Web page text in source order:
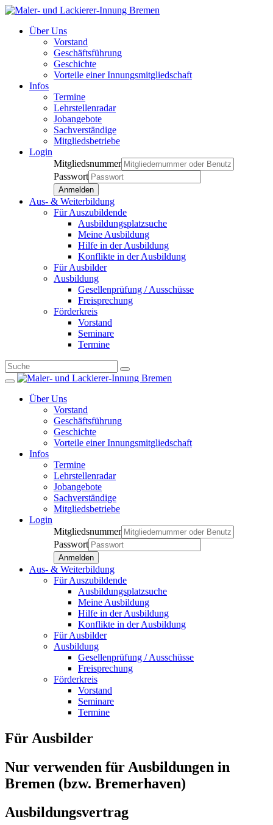
Über Uns
Vorstand
Geschäftsführung
Geschichte
Vorteile einer Innungsmitgliedschaft
Infos
Termine
Lehrstellenradar
Jobangebote
Sachverständige
Mitgliedsbetriebe
Login
Mitgliedsnummer
Passwort
Aus- & Weiterbildung
Für Auszubildende
Ausbildungsplatzsuche
Meine Ausbildung
Hilfe in der Ausbildung
Konflikte in der Ausbildung
Für Ausbilder
Ausbildung
Gesellenprüfung / Ausschüsse
Freisprechung
Förderkreis
Vorstand
Seminare
Termine
Über Uns
Vorstand
Geschäftsführung
Geschichte
Vorteile einer Innungsmitgliedschaft
Infos
Termine
Lehrstellenradar
Jobangebote
Sachverständige
Mitgliedsbetriebe
Login
Mitgliedsnummer
Passwort
Aus- & Weiterbildung
Für Auszubildende
Ausbildungsplatzsuche
Meine Ausbildung
Hilfe in der Ausbildung
Konflikte in der Ausbildung
Für Ausbilder
Ausbildung
Gesellenprüfung / Ausschüsse
Freisprechung
Förderkreis
Vorstand
Seminare
Termine
Für Ausbilder
Nur verwenden für Ausbildungen in
Bremen (bzw. Bremerhaven)
Ausbildungsvertrag